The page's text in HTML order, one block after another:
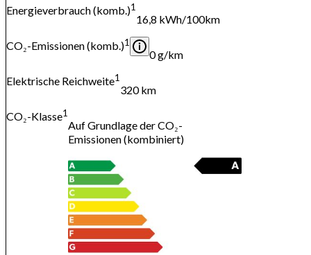
Energieverbrauch (komb.)1
16,8 kWh/100km
CO₂-Emissionen (komb.)1
0 g/km
Elektrische Reichweite1
320 km
CO₂-Klasse1
Auf Grundlage der CO₂-
Emissionen (kombiniert)